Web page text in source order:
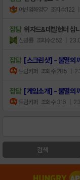
여신임화영♡ 조회수:122
잡담 위자드&데빌헌터 삽
신광룡 조회수:252 |
잡담 [스크린샷] - 불멸의
드림키퍼 조회수:285 |
잡담 [게임소개] - 불멸의
드림키퍼 조회수:316 |
검색